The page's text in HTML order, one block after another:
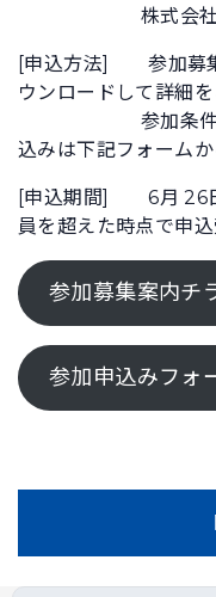
株式会社建設
[申込方法] 参加募集
ウンロードして詳細
参加条件、持ち
込みは下記フォーム
[申込期間] 6月 26
員を超えた時点で申
参加募集案内チ
参加申込みフォ